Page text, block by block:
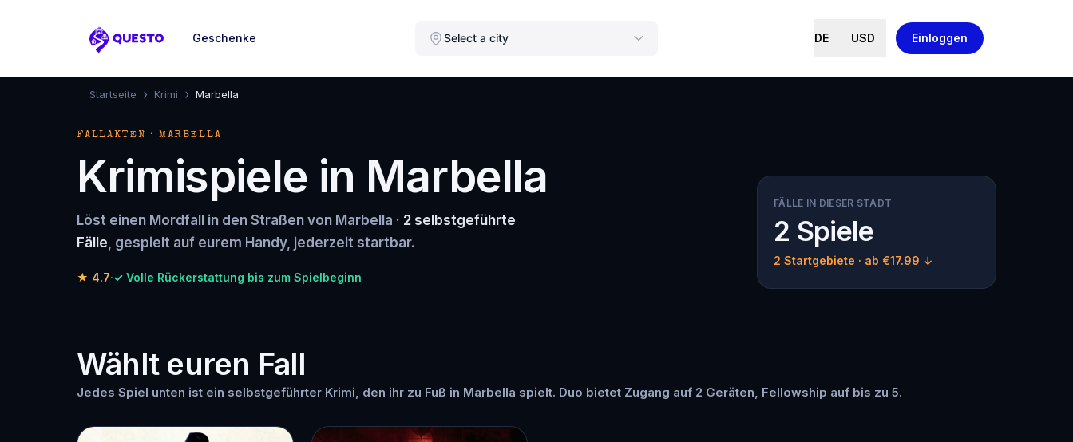
Questo
Select a city
Geschenke DE USD Einloggen
Startseite › Krimi › Marbella
FALLAKTEN · MARBELLA
Krimispiele in Marbella
Löst einen Mordfall in den Straßen von Marbella · 2 selbstgeführte
Fälle, gespielt auf eurem Handy, jederzeit startbar.
★ 4.7·✓ Volle Rückerstattung bis zum Spielbeginn
FÄLLE IN DIESER STADT
2 Spiele
2 Startgebiete · ab €17.99 ↓
Wählt euren Fall
Jedes Spiel unten ist ein selbstgeführter Krimi, den ihr zu Fuß in Marbella spielt. Duo bietet Zugang auf 2 Geräten, Fellowship auf bis zu 5.